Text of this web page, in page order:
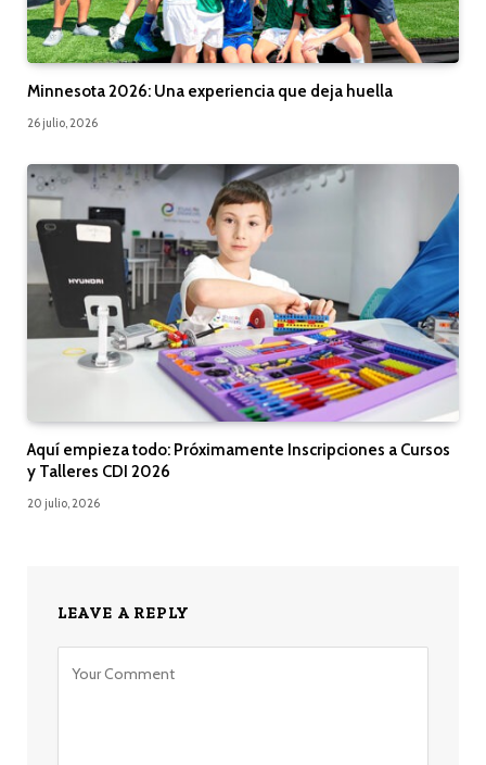
Minnesota 2026: Una experiencia que deja huella
26 julio, 2026
Aquí empieza todo: Próximamente Inscripciones a Cursos
y Talleres CDI 2026
20 julio, 2026
LEAVE A REPLY